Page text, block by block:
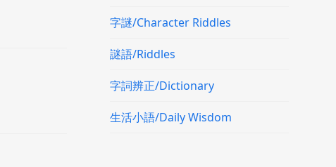
字謎/Character Riddles
謎語/Riddles
字詞辨正/Dictionary
生活小語/Daily Wisdom